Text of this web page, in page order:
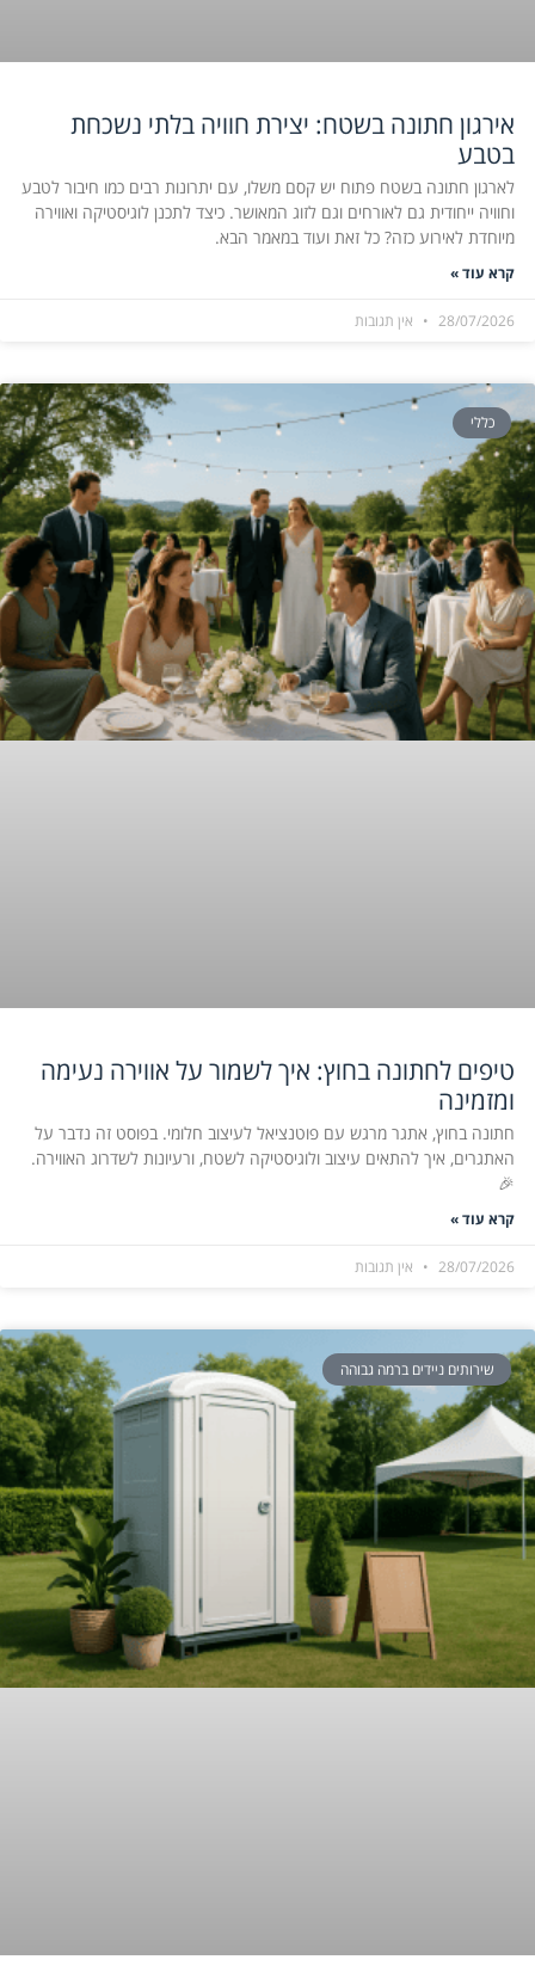
אירגון חתונה בשטח: יצירת חוויה בלתי נשכחת
בטבע
לארגון חתונה בשטח פתוח יש קסם משלו, עם יתרונות רבים כמו חיבור לטבע
וחוויה ייחודית גם לאורחים וגם לזוג המאושר. כיצד לתכנן לוגיסטיקה ואווירה
מיוחדת לאירוע כזה? כל זאת ועוד במאמר הבא.
קרא עוד »
28/07/2026 אין תגובות
כללי
טיפים לחתונה בחוץ: איך לשמור על אווירה נעימה
ומזמינה
חתונה בחוץ, אתגר מרגש עם פוטנציאל לעיצוב חלומי. בפוסט זה נדבר על
האתגרים, איך להתאים עיצוב ולוגיסטיקה לשטח, ורעיונות לשדרוג האווירה.
🎉
קרא עוד »
28/07/2026 אין תגובות
שירותים ניידים ברמה גבוהה